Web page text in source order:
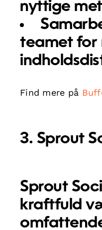
nyttige
teamet for
Find mere på
3. Sprout
Sprout
kraftfuld